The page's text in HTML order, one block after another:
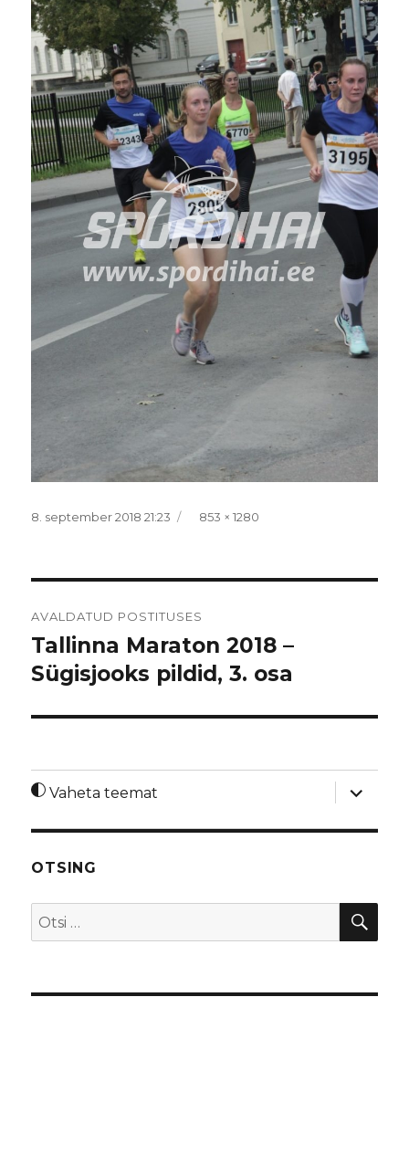
Postitatud
8. september 2018 21:23 Täissuurus
853 × 1280
AVALDATUD POSTITUSES
Tallinna Maraton 2018 –
Sügisjooks pildid, 3. osa
Vaheta teemat
laienda
OTSING
Otsi: